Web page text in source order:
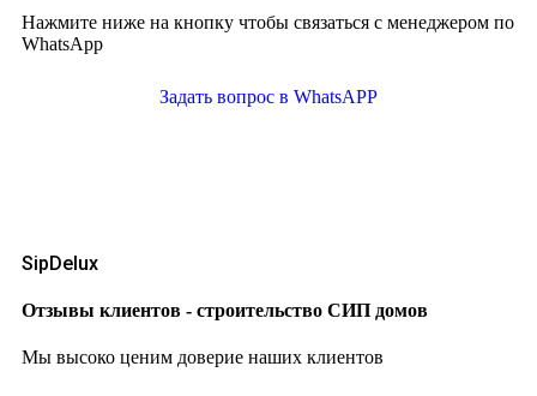
Нажмите ниже на кнопку чтобы связаться с менеджером по
WhatsApp
Задать вопрос в WhatsAPP
SipDelux
Отзывы клиентов - строительство СИП домов
Мы высоко ценим доверие наших клиентов